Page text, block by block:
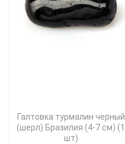
Галтовка турмалин черный
(шерл) Бразилия (4-7 см) (1
шт)